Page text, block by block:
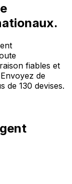
fiables et
de
de 130 devises.